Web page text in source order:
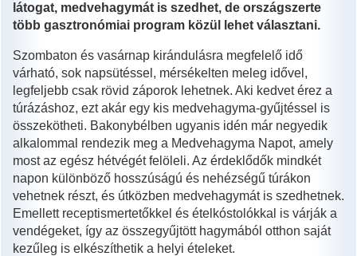
látogat, medvehagymát is szedhet, de országszerte
több gasztronómiai program közül lehet választani.
Szombaton és vasárnap kirándulásra megfelelő idő
várható, sok napsütéssel, mérsékelten meleg idővel,
legfeljebb csak rövid záporok lehetnek. Aki kedvet érez a
túrázáshoz, ezt akár egy kis medvehagyma-gyűjtéssel is
összekötheti. Bakonybélben ugyanis idén már negyedik
alkalommal rendezik meg a Medvehagyma Napot, amely
most az egész hétvégét felöleli. Az érdeklődők mindkét
napon különböző hosszúságú és nehézségű túrákon
vehetnek részt, és útközben medvehagymát is szedhetnek.
Emellett receptismertetőkkel és ételkóstolókkal is várják a
vendégeket, így az összegyűjtött hagymából otthon saját
kezűleg is elkészíthetik a helyi ételeket.